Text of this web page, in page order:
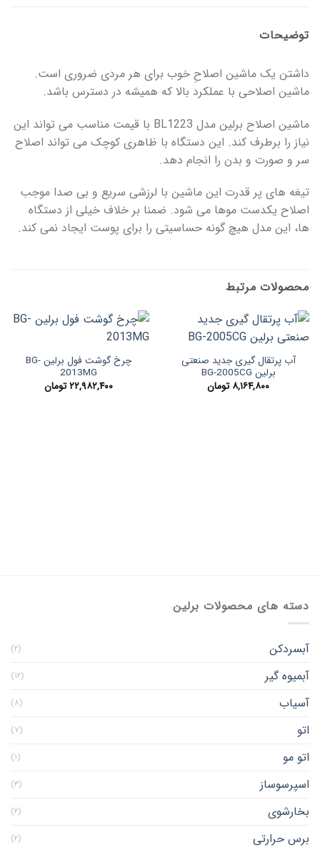
توضیحات
داشتن یک ماشین اصلاحِ خوب برای هر مردی ضروری است.
ماشین اصلاحی با عملکرد بالا که همیشه در دسترس باشد.
ماشین اصلاح برلین مدل BL1223 با قیمت مناسب می تواند این
نیاز را برطرف کند. این دستگاه با ظاهری کوچک می تواند اصلاح
سر و صورت و بدن را انجام دهد.
تیغه های پر قدرت این ماشین با لرزشی سریع و بی صدا موجب
اصلاح یکدست موها می شود. ضمنا بر خلاف خیلی از دستگاه
ها، این مدل هیچ گونه حساسیتی را برای پوست ایجاد نمی کند.
محصولات مرتبط
آب پرتقال گیری جدید صنعتی
برلین BG-2005CG
۸,۱۶۴,۸۰۰ تومان
چرخ گوشت فول برلین BG-
2013MG
۲۲,۹۸۲,۴۰۰ تومان
دسته های محصولات برلین
آبسردکن (۲)
آبمیوه گیر (۱۲)
آسیاب (۸)
اتو (۷)
اتو مو (۱)
اسپرسوساز (۳)
بخارشوی (۲)
برس حرارتی (۲)